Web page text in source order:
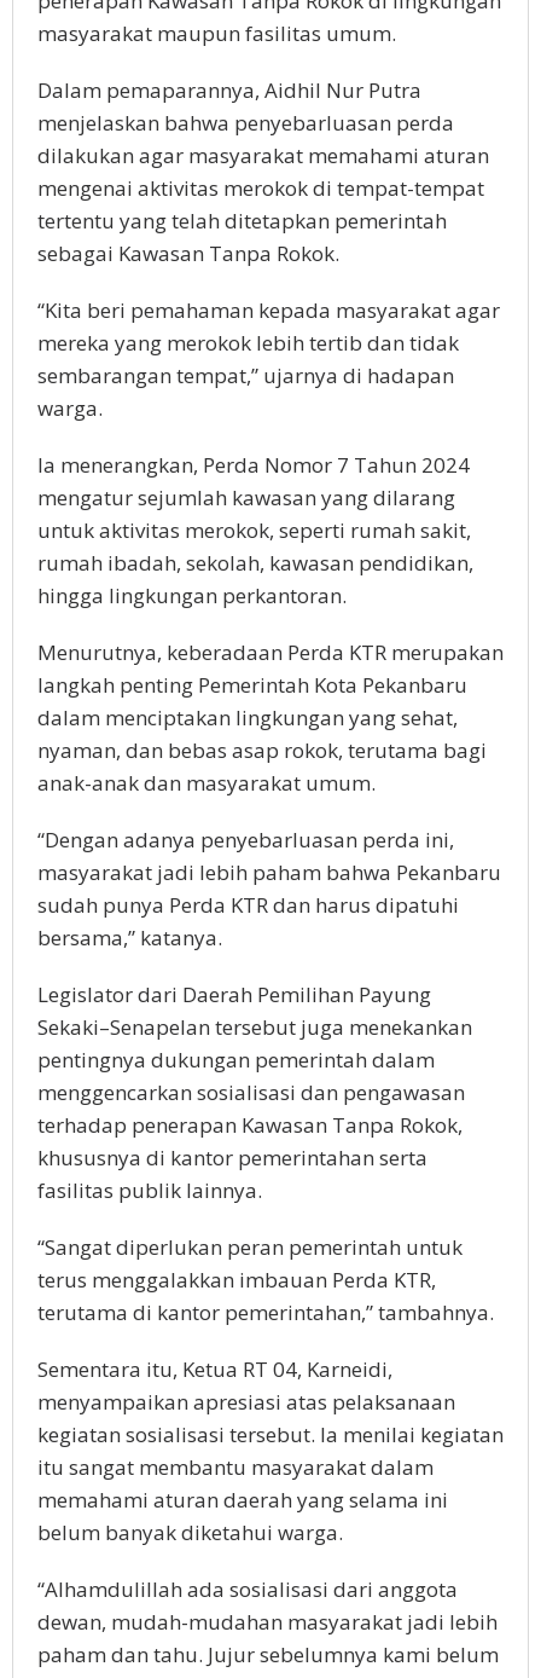
masyarakat maupun fasilitas umum.
Dalam pemaparannya, Aidhil Nur Putra
menjelaskan bahwa penyebarluasan perda
dilakukan agar masyarakat memahami aturan
mengenai aktivitas merokok di tempat-tempat
tertentu yang telah ditetapkan pemerintah
sebagai Kawasan Tanpa Rokok.
“Kita beri pemahaman kepada masyarakat agar
mereka yang merokok lebih tertib dan tidak
sembarangan tempat,” ujarnya di hadapan
warga.
Ia menerangkan, Perda Nomor 7 Tahun 2024
mengatur sejumlah kawasan yang dilarang
untuk aktivitas merokok, seperti rumah sakit,
rumah ibadah, sekolah, kawasan pendidikan,
hingga lingkungan perkantoran.
Menurutnya, keberadaan Perda KTR merupakan
langkah penting Pemerintah Kota Pekanbaru
dalam menciptakan lingkungan yang sehat,
nyaman, dan bebas asap rokok, terutama bagi
anak-anak dan masyarakat umum.
“Dengan adanya penyebarluasan perda ini,
masyarakat jadi lebih paham bahwa Pekanbaru
sudah punya Perda KTR dan harus dipatuhi
bersama,” katanya.
Legislator dari Daerah Pemilihan Payung
Sekaki–Senapelan tersebut juga menekankan
pentingnya dukungan pemerintah dalam
menggencarkan sosialisasi dan pengawasan
terhadap penerapan Kawasan Tanpa Rokok,
khususnya di kantor pemerintahan serta
fasilitas publik lainnya.
“Sangat diperlukan peran pemerintah untuk
terus menggalakkan imbauan Perda KTR,
terutama di kantor pemerintahan,” tambahnya.
Sementara itu, Ketua RT 04, Karneidi,
menyampaikan apresiasi atas pelaksanaan
kegiatan sosialisasi tersebut. Ia menilai kegiatan
itu sangat membantu masyarakat dalam
memahami aturan daerah yang selama ini
belum banyak diketahui warga.
“Alhamdulillah ada sosialisasi dari anggota
dewan, mudah-mudahan masyarakat jadi lebih
paham dan tahu. Jujur sebelumnya kami belum